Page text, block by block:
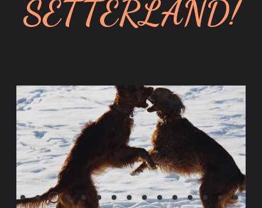
SETTERLAND!